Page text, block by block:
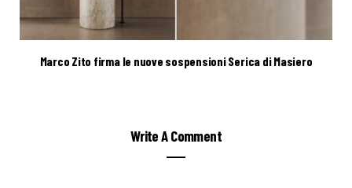
Marco Zito firma le nuove sospensioni Serica di Masiero
Write A Comment